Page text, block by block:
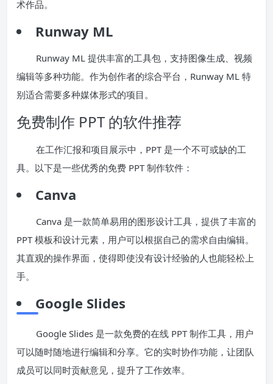
术作品。
Runway ML
Runway ML 提供丰富的工具包，支持图像生成、视频
编辑等多种功能。作为创作者的综合平台，Runway ML 特
别适合需要多种媒体形式的项目。
免费制作 PPT 的软件推荐
在工作汇报和项目展示中，PPT 是一个不可或缺的工
具。以下是一些优秀的免费 PPT 制作软件：
Canva
Canva 是一款简单易用的图形设计工具，提供了丰富的
PPT 模板和设计元素，用户可以根据自己的需求自由编辑。
其直观的操作界面，使得即使没有设计经验的人也能轻松上
手。
Google Slides
Google Slides 是一款免费的在线 PPT 制作工具，用户
可以随时随地进行编辑和分享。它的实时协作功能，让团队
成员可以同时贡献意见，提升了工作效率。